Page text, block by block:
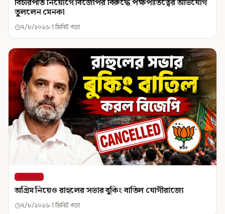
বিচারপতি নিয়োগে বিজেপির বিরুদ্ধে পক্ষপাতিত্বের অভিযোগ
তুললেন মেনকা
৭/৮/২০২৬ 1 মিনিট পড়া
শিরোনাম
অগ্রিম নিয়েও রাহুলের সভার বুকিং বাতিল যোগীরাজ্যে
৭/৮/২০২৬ 1 মিনিট পড়া